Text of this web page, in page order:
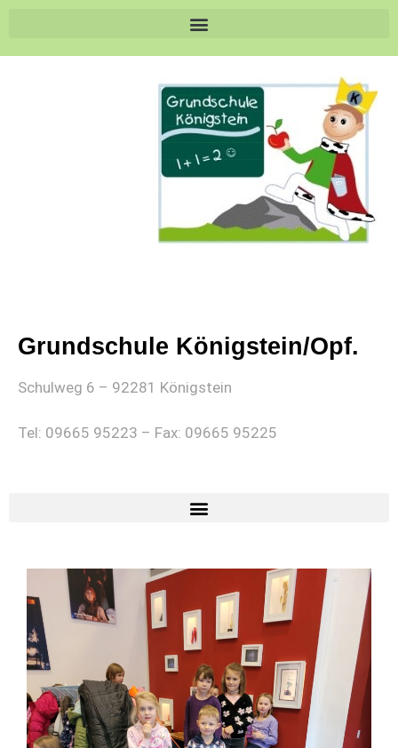
Grundschule Königstein/Opf.
Schulweg 6 – 92281 Königstein
Tel: 09665 95223 – Fax: 09665 95225